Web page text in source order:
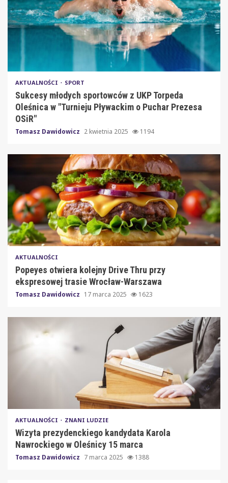
AKTUALNOŚCI SPORT
Sukcesy młodych sportowców z UKP Torpeda
Oleśnica w "Turnieju Pływackim o Puchar Prezesa
OSiR"
Tomasz Dawidowicz 2 kwietnia 2025 1194
AKTUALNOŚCI
Popeyes otwiera kolejny Drive Thru przy
ekspresowej trasie Wrocław-Warszawa
Tomasz Dawidowicz 17 marca 2025 1623
AKTUALNOŚCI ZNANI LUDZIE
Wizyta prezydenckiego kandydata Karola
Nawrockiego w Oleśnicy 15 marca
Tomasz Dawidowicz 7 marca 2025 1388